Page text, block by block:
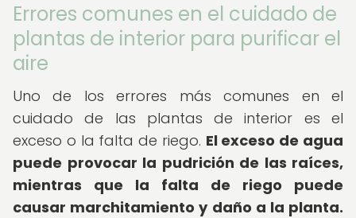
Errores comunes en el cuidado de
plantas de interior para purificar el
aire
Uno de los errores más comunes en el
cuidado de las plantas de interior es el
exceso o la falta de riego. El exceso de agua
puede provocar la pudrición de las raíces,
mientras que la falta de riego puede
causar marchitamiento y daño a la planta.